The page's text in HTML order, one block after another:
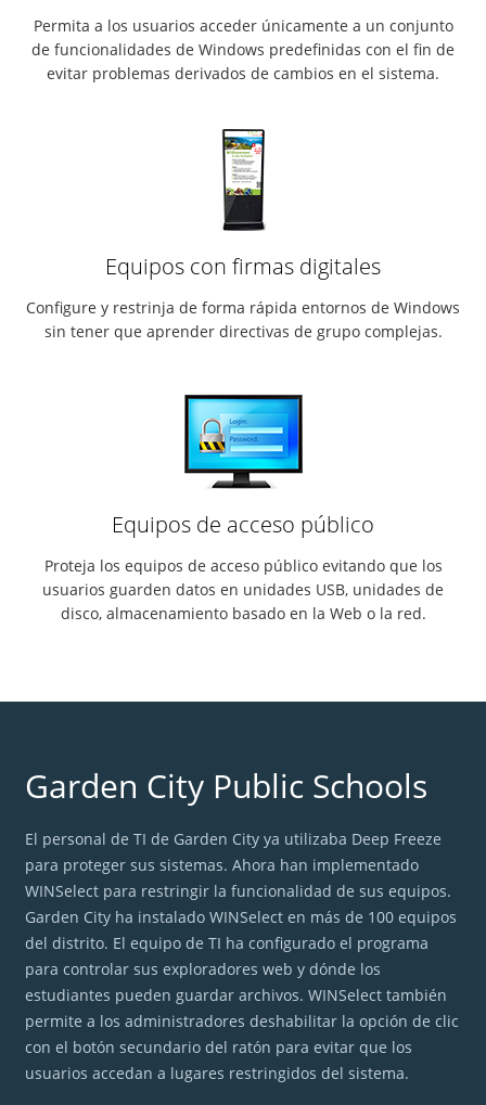
Permita a los usuarios acceder únicamente a un conjunto
de funcionalidades de Windows predefinidas con el fin de
evitar problemas derivados de cambios en el sistema.
Equipos con firmas digitales
Configure y restrinja de forma rápida entornos de Windows
sin tener que aprender directivas de grupo complejas.
Equipos de acceso público
Proteja los equipos de acceso público evitando que los
usuarios guarden datos en unidades USB, unidades de
disco, almacenamiento basado en la Web o la red.
Garden City Public Schools
El personal de TI de Garden City ya utilizaba Deep Freeze
para proteger sus sistemas. Ahora han implementado
WINSelect para restringir la funcionalidad de sus equipos.
Garden City ha instalado WINSelect en más de 100 equipos
del distrito. El equipo de TI ha configurado el programa
para controlar sus exploradores web y dónde los
estudiantes pueden guardar archivos. WINSelect también
permite a los administradores deshabilitar la opción de clic
con el botón secundario del ratón para evitar que los
usuarios accedan a lugares restringidos del sistema.